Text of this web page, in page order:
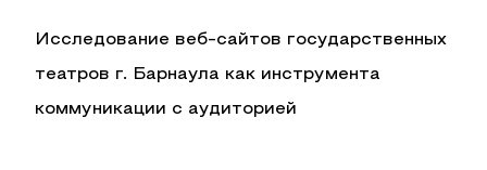
Исследование веб-сайтов государственных
театров г. Барнаула как инструмента
коммуникации с аудиторией